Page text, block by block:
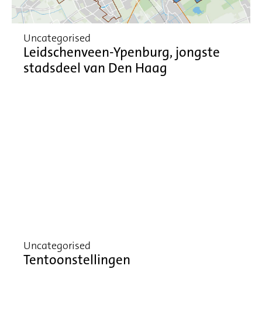
Uncategorised
Leidschenveen-Ypenburg, jongste
stadsdeel van Den Haag
Uncategorised
Tentoonstellingen